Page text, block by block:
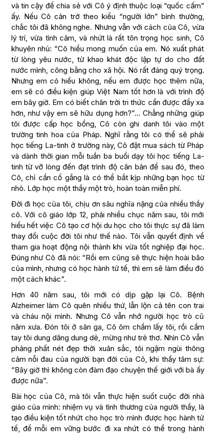
và tin cậy để chia sẻ với Cô ý định thuộc loại “quốc cấm”
ấy. Nếu Cô cản trở theo kiểu “người lớn” bình thường,
chắc tôi đã không nghe. Nhưng vẫn với cách của Cô, vừa
lý trí, vừa tình cảm, và nhứt là rất tôn trọng học sinh, Cô
khuyên nhủ: “Cô hiểu mong muốn của em. Nó xuất phát
từ lòng yêu nước, từ khao khát độc lập tự do cho đất
nước mình, công bằng cho xã hội. Nó rất đáng quý trọng.
Nhưng em có hiểu không, nếu em được học thêm nữa,
em sẽ có điều kiện giúp Việt Nam tốt hơn là với trình độ
em bây giờ. Em có biết chân trời tri thức cần được đẩy xa
hơn, như vậy em sẽ hữu dụng hơn?”… Chẳng những giúp
tôi được cấp học bổng, Cô còn ghi danh tôi vào một
trường tinh hoa của Pháp. Nghĩ rằng tôi có thể sẽ phải
học tiếng La-tinh ở trường này, Cô đặt mua sách từ Pháp
và dành thời gian mỗi tuần ba buổi dạy tôi học tiếng La-
tinh từ vỡ lòng đến đạt trình độ căn bản để sau đó, theo
Cô, chỉ cần cố gắng là có thể bắt kịp những bạn học từ
nhỏ. Lớp học một thầy một trò, hoàn toàn miễn phí.
Đời đi học của tôi, chịu ơn sâu nghĩa nặng của nhiều thầy
cô. Với cô giáo lớp 12, phải nhiều chục năm sau, tôi mới
hiểu hết việc Cô tạo cơ hội du học cho tôi thực sự đã làm
thay đổi cuộc đời tôi như thế nào. Tôi vẫn quyết định về
tham gia hoạt động nội thành khi vừa tốt nghiệp đại học.
Đúng như Cô đã nói: “Rồi em cũng sẽ thực hiện hoài bão
của mình, nhưng có học hành tử tế, thì em sẽ làm điều đó
một cách khác”.
Hơn 40 năm sau, tôi mới có dịp gặp lại Cô. Bệnh
Alzheimer làm Cô quên nhiều thứ, lẫn lộn cả tên con trai
và cháu nội mình. Nhưng Cô vẫn nhớ người học trò cũ
năm xưa. Đón tôi ở sân ga, Cô ôm chầm lấy tôi, rồi cầm
tay tôi dung dăng dung dẻ, mừng như trẻ thơ. Nhìn Cô vẫn
phảng phất nét đẹp thời xuân sắc, tôi ngậm ngùi thông
cảm nỗi đau của người bạn đời của Cô, khi thầy tâm sự:
“Bây giờ thì không còn đàm đạo chuyện thế giới với bà ấy
được nữa”.
Bài học của Cô, mà tôi vẫn thực hiện suốt cuộc đời nhà
giáo của mình: nhiệm vụ và tình thương của người thầy, là
tạo điều kiện tốt nhứt cho học trò mình được học hành tử
tế, để mỗi em vững bước đi xa nhứt có thể trong hành